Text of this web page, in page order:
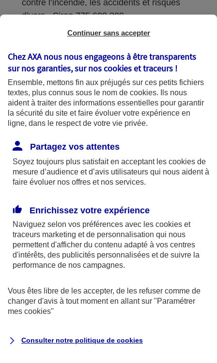
contre l’incendie, les accidents et risques
divers - Siren 775 699 309
Sièges sociaux : 313 Terrasses de l’Arche –
Coordonnées de l'Autorité de contrôle
prudentiel et de résolution (ACPR) : - 4
Place de Budapest - CS 92459 - 75436
Paris Cedex 09. Le détail des procédures de
recours et de réclamation et les
disponibles sur le site axa.fr.
AXA France IARD et AXA France Vie sont
mandataires exclusifs en opérations de
246 et n°13 005 764 (consultable
surwww.orias.fr)
AXA Assistance France Assurances,
S.A au capital de 51 429 430,40 €,
Siège social :
8-10, rue Paul Vaillant Couturier
Continuer sans accepter
Chez AXA nous nous engageons à être transparents
sur nos garanties, sur noscookies et traceurs !
Ensemble, mettons fin aux préjugés sur ces petits fichiers
textes, plus connus sous le nom de cookies. Ils nous
aident à traiter des informations essentielles pour garantir
la sécurité du site et faire évoluer votre expérience en
ligne, dans le respect de votre vie privée.
Partagez vos attentes
Soyez toujours plus satisfait en acceptant les cookies de
mesure d’audience et d’avis utilisateurs qui nous aident à
faire évoluer nos offres et nos services.
Enrichissez votre expérience
Naviguez selon vos préférences avec les cookies et
traceurs marketing et de personnalisation qui nous
permettent d'afficher du contenu adapté à vos centres
d'intérêts, des publicités personnalisées et de suivre la
performance de nos campagnes.
Vous êtes libre de les accepter, de les refuser comme de
changer d'avis à tout moment en allant sur "Paramétrer
mes cookies"
Consulter notre politique de cookies